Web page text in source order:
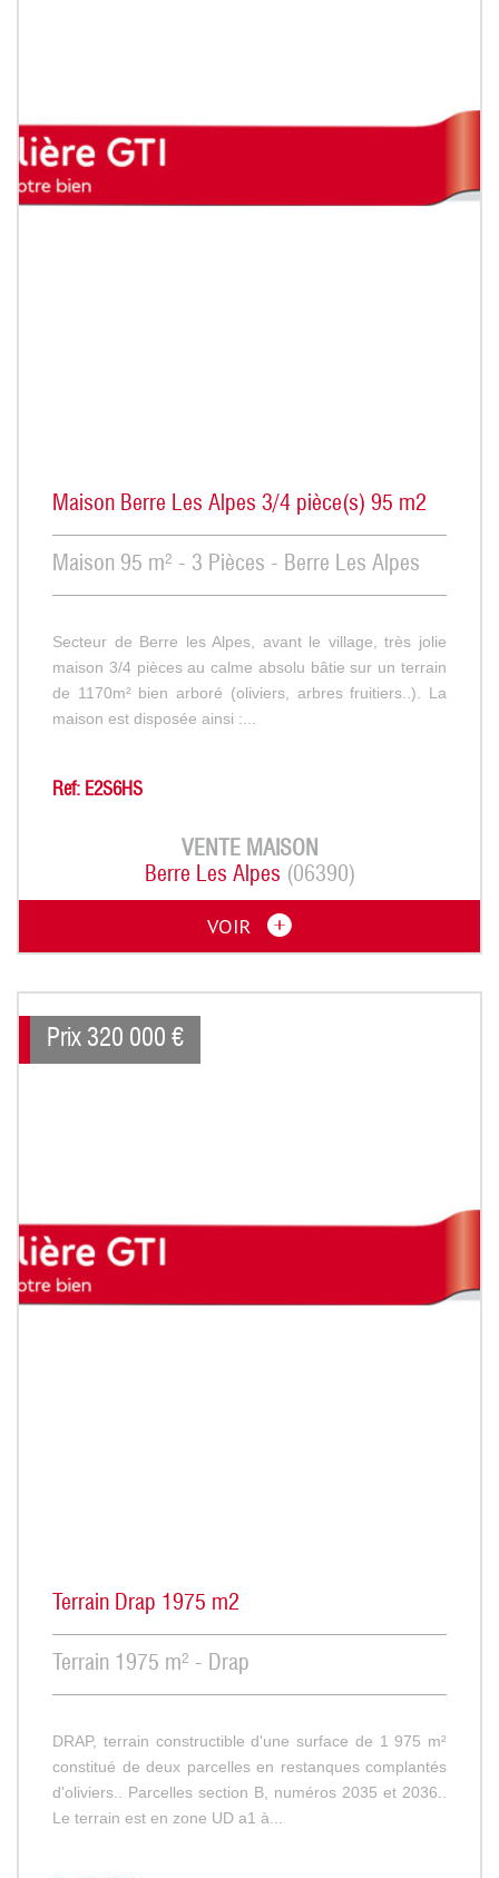
Maison Berre Les Alpes 3/4 pièce(s) 95 m2
Maison 95 m² - 3 Pièces - Berre Les Alpes
Secteur de Berre les Alpes, avant le village, très jolie
maison 3/4 pièces au calme absolu bâtie sur un terrain
de 1170m² bien arboré (oliviers, arbres fruitiers..). La
maison est disposée ainsi :...
Ref: E2S6HS
VENTE MAISON
Berre Les Alpes (06390)
VOIR
Prix 320 000 €
Terrain Drap 1975 m2
Terrain 1975 m² - Drap
DRAP, terrain constructible d'une surface de 1 975 m²
constitué de deux parcelles en restanques complantés
d'oliviers.. Parcelles section B, numéros 2035 et 2036..
Le terrain est en zone UD a1 à...